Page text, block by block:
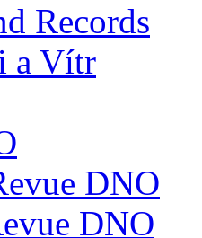
Records
a Vítr
DNO
DNO